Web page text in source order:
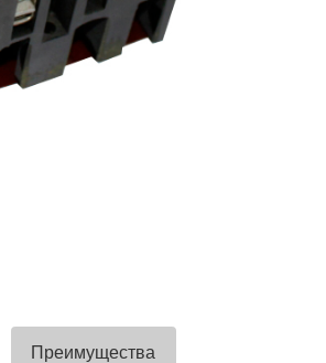
закрыть смету большого объекта в срок. А
хороший заказ))
Преимущества